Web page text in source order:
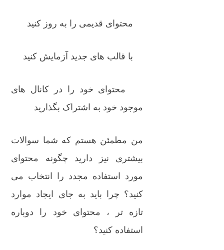
محتوای قدیمی را به روز کنید
با قالب های جدید آزمایش کنید
محتوای خود را در کانال های
موجود خود به اشتراک بگذارید
من مطمئن هستم که شما سوالات
بیشتری نیز دارید چگونه محتوای
مورد استفاده مجدد را انتخاب می
کنید؟ چرا باید به جای ایجاد موارد
تازه تر ، محتوای خود را دوباره
استفاده کنید؟